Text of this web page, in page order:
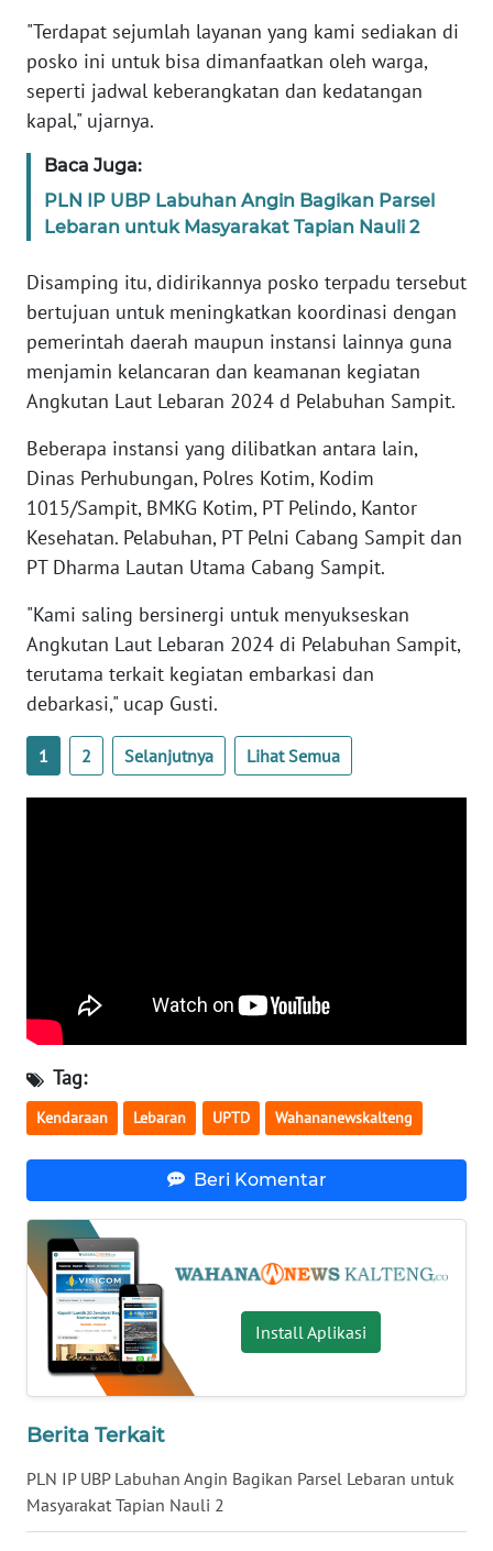
"Terdapat sejumlah layanan yang kami sediakan di
posko ini untuk bisa dimanfaatkan oleh warga,
seperti jadwal keberangkatan dan kedatangan
kapal," ujarnya.
Baca Juga:
PLN IP UBP Labuhan Angin Bagikan Parsel
Lebaran untuk Masyarakat Tapian Nauli 2
Disamping itu, didirikannya posko terpadu tersebut
bertujuan untuk meningkatkan koordinasi dengan
pemerintah daerah maupun instansi lainnya guna
menjamin kelancaran dan keamanan kegiatan
Angkutan Laut Lebaran 2024 d Pelabuhan Sampit.
Beberapa instansi yang dilibatkan antara lain,
Dinas Perhubungan, Polres Kotim, Kodim
1015/Sampit, BMKG Kotim, PT Pelindo, Kantor
Kesehatan. Pelabuhan, PT Pelni Cabang Sampit dan
PT Dharma Lautan Utama Cabang Sampit.
"Kami saling bersinergi untuk menyukseskan
Angkutan Laut Lebaran 2024 di Pelabuhan Sampit,
terutama terkait kegiatan embarkasi dan
debarkasi," ucap Gusti.
1 2 Selanjutnya Lihat Semua
Tag:
Kendaraan Lebaran UPTD Wahananewskalteng
Beri Komentar
Install Aplikasi
Berita Terkait
PLN IP UBP Labuhan Angin Bagikan Parsel Lebaran untuk
Masyarakat Tapian Nauli 2
RIAU
WN
WN
JAMBI
WN
SULTRA
WN
NTB
WN
SULTENG
WN
SULBAR
WN
BABEL
WN
WN
SUMSEL
WN
JATENG
WN
NUSANTARA
WN
JATIM
WN
BALI
WN
WN
KALTENG